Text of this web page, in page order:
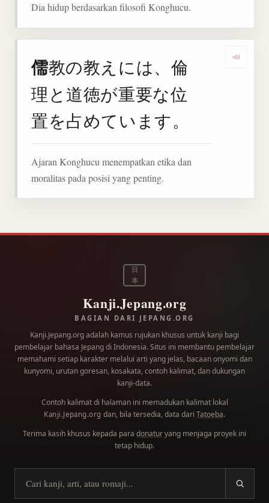
Dia hidup berdasarkan filosofi Konghucu.
儒教の教えには、倫
理と道徳が重要な位
置を占めています。
Ajaran Konghucu menempatkan etika dan
moralitas pada posisi yang penting.
日
本
Kanji.Jepang.org
BAGIAN DARI JEPANG.ORG
Kanji.Jepang.org adalah kamus rujukan khusus untuk kanji bagi
pembelajar bahasa Jepang di Indonesia. Situs ini membantu pembelajar
memahami setiap karakter melalui arti yang jelas, bacaan onyomi dan
kunyomi, urutan goresan, kosakata, contoh kalimat, dan dukungan
kanji-data.
Contoh kalimat di halaman ini memadukan kalimat lokal
Kanji.Jepang.org dan, bila tersedia, data dari Tatoeba.
Terima kasih khusus kepada para donaturyang menjaga proyek ini
tetap hidup.
Cari kanji